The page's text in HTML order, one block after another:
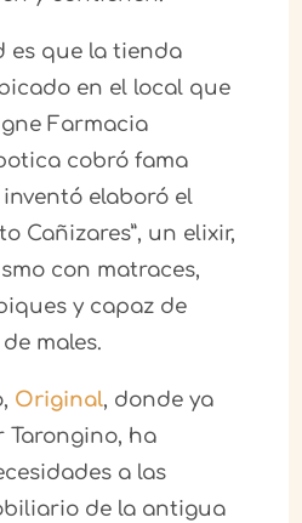
es que la tienda
en el local que
Farmacia
cobró fama
elaboró el
Cañizares”, un elixir,
con matraces,
y capaz de
males.
Original, donde ya
Tarongino, ha
a las
de la antigua